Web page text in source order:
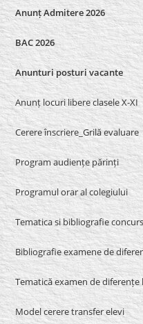
Anunț Admitere 2026
BAC 2026
Anunturi posturi vacante
Anunț locuri libere clasele X-XI
Cerere înscriere_Grilă evaluare
Program audiențe părinți
Programul orar al colegiului
Tematica si bibliografie
Bibliografie examene de
Tematică examen de diferențe
Model cerere transfer elevi